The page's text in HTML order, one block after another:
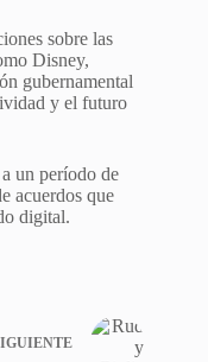
sobre las
Disney,
gubernamental
y el futuro
un período de
acuerdos que
digital.